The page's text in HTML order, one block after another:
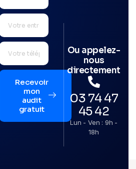
Recevoir
mon
audit
gratuit
Ou appelez-
nous
directement
03 74 47
45 42
Lun - Ven : 9h -
18h